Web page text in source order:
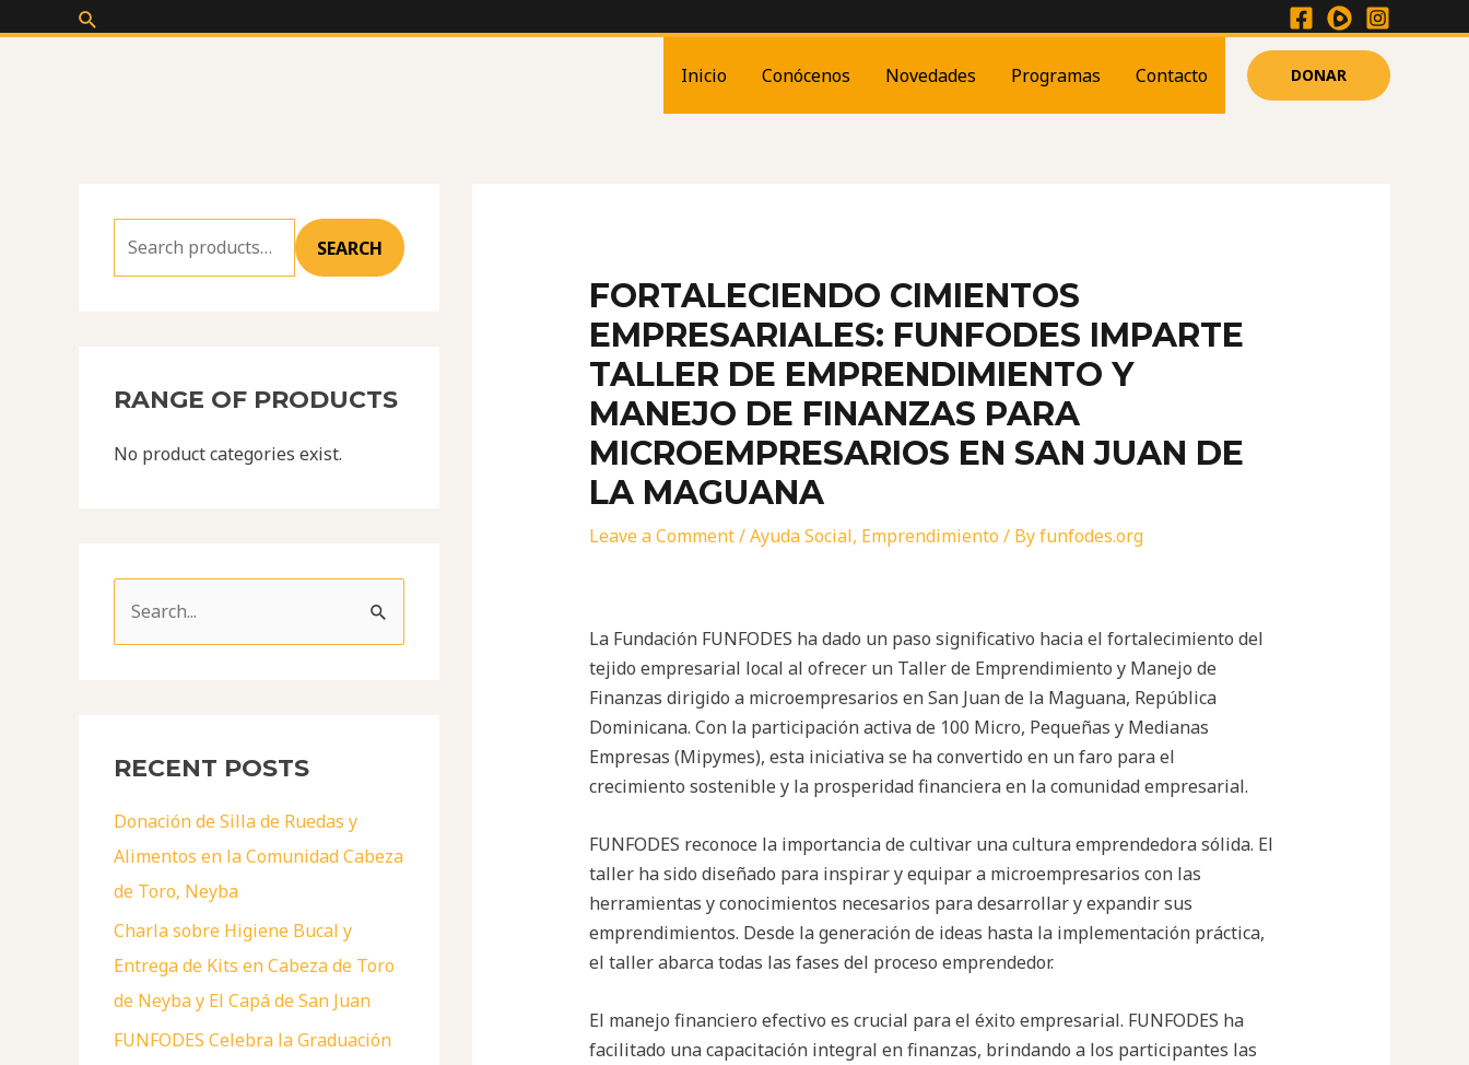
to
Search
Inicio Conócenos Novedades Programas Contacto DONAR
f
SEARCH
RANGE OF PRODUCTS
No product categories exist.
e
c
f
o
r
:
RECENT POSTS
Donación de Silla de Ruedas y
Alimentos en la Comunidad Cabeza
de Toro, Neyba
Charla sobre Higiene Bucal y
Entrega de Kits en Cabeza de Toro
de Neyba y El Capá de San Juan
FUNFODES Celebra la Graduación
FORTALECIENDO CIMIENTOS
EMPRESARIALES: FUNFODES IMPARTE
TALLER DE EMPRENDIMIENTO Y
MANEJO DE FINANZAS PARA
MICROEMPRESARIOS EN SAN JUAN DE
LA MAGUANA
Leave a Comment/Ayuda Social, Emprendimiento / Byfunfodes.org
La Fundación FUNFODES ha dado un paso significativo hacia el fortalecimiento del
tejido empresarial local al ofrecer un Taller de Emprendimiento y Manejo de
Finanzas dirigido a microempresarios en San Juan de la Maguana, República
Dominicana. Con la participación activa de 100 Micro, Pequeñas y Medianas
Empresas (Mipymes), esta iniciativa se ha convertido en un faro para el
crecimiento sostenible y la prosperidad financiera en la comunidad empresarial.
FUNFODES reconoce la importancia de cultivar una cultura emprendedora sólida. El
taller ha sido diseñado para inspirar y equipar a microempresarios con las
herramientas y conocimientos necesarios para desarrollar y expandir sus
emprendimientos. Desde la generación de ideas hasta la implementación práctica,
el taller abarca todas las fases del proceso emprendedor.
El manejo financiero efectivo es crucial para el éxito empresarial. FUNFODES ha
facilitado una capacitación integral en finanzas, brindando a los participantes las
navigation